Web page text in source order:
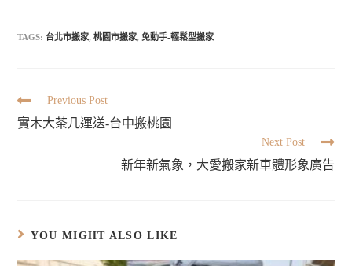
TAGS: 台北市搬家, 桃園市搬家, 免動手-輕鬆型搬家
Previous Post
實木大茶几運送-台中搬桃園
Next Post
新年新氣象，大愛搬家新車體形象廣告
YOU MIGHT ALSO LIKE